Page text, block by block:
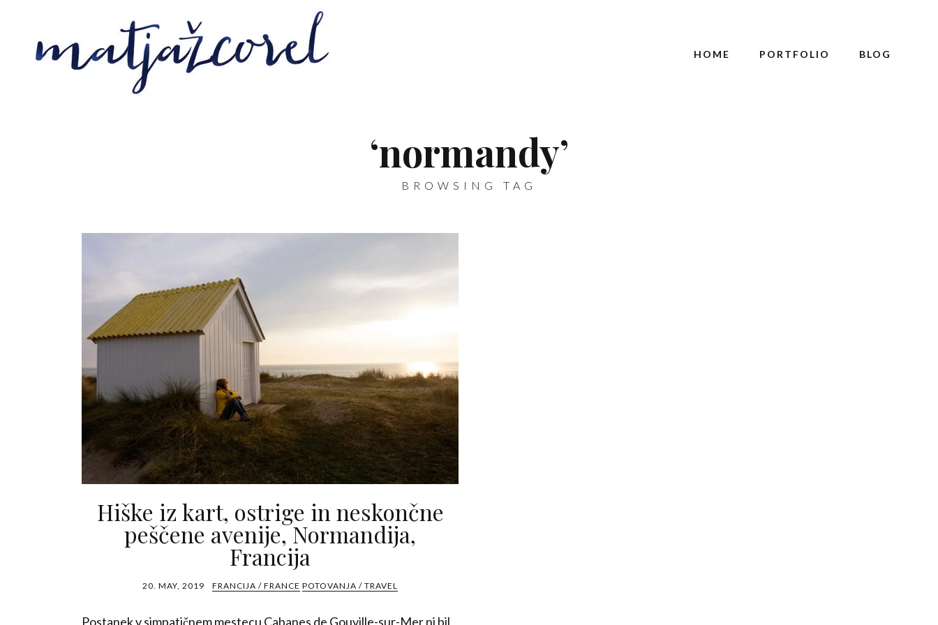
HOME PORTFOLIO BLOG
‘normandy’
BROWSING TAG
Hiške iz kart, ostrige in neskončne
peščene avenije, Normandija,
Francija
20. MAY, 2019 FRANCIJA / FRANCE POTOVANJA / TRAVEL
Postanek v simpatičnem mestecu Cabanes de Gouville-sur-Mer ni bil